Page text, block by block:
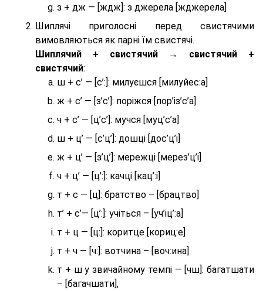
з + дж — [ждж]: з джерела [жджерела]
Шиплячі приголосні перед свистячими
вимовляються як парні їм свистячі.
Шиплячий + свистячий → свистячий +
свистячий:
ш + с’ — [с’:]: милуєшся [милуйес:а]
ж + с’ — [з’с’]: поріжся [пор’із’с’а]
ч + с’ — [ц’с’]: мучся [муц’с’а]
ш + ц’ — [с’ц’]: дошці [дос’ц’і]
ж + ц’ — [з’ц’]: мережці [мерез’ц’і]
ч + ц’ — [ц’:]: качці [кац’:і]
т + с — [ц]: братство – [брaцтво]
т’ + с’— [ц’:]: учіться – [уч’іц’:a]
т + ц — [ц:]: коритце [кориц:е]
т + ч — [ч:]: вотчина – [вoч:ина]
т + ш у звичайному темпі — [чш]: багатшати
– [багачшати],